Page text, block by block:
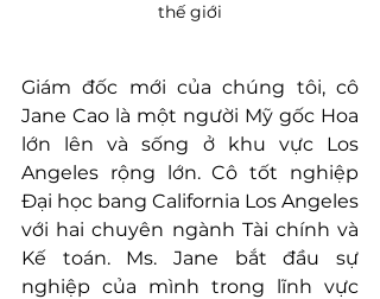
thế giới
Giám đốc mới của chúng tôi, cô
Jane Cao là một người Mỹ gốc Hoa
lớn lên và sống ở khu vực Los
Angeles rộng lớn. Cô tốt nghiệp
Đại học bang California Los Angeles
với hai chuyên ngành Tài chính và
Kế toán. Ms. Jane bắt đầu sự
nghiệp của mình trong lĩnh vực